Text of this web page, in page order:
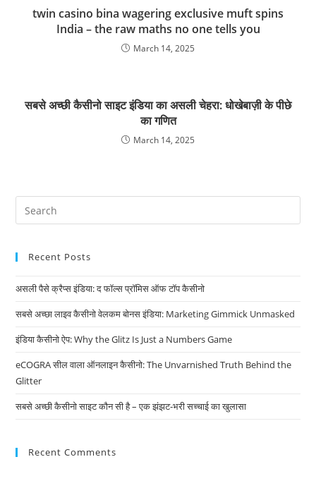
twin casino bina wagering exclusive muft spins
India – the raw maths no one tells you
March 14, 2025
सबसे अच्छी कैसीनो साइट इंडिया का असली चेहरा: धोखेबाज़ी के पीछे
का गणित
March 14, 2025
Recent Posts
असली पैसे क्रैप्स इंडिया: द फॉल्स प्रॉमिस ऑफ टॉप कैसीनो
सबसे अच्छा लाइव कैसीनो वेलकम बोनस इंडिया: Marketing Gimmick Unmasked
इंडिया कैसीनो ऐप: Why the Glitz Is Just a Numbers Game
eCOGRA सील वाला ऑनलाइन कैसीनो: The Unvarnished Truth Behind the
Glitter
सबसे अच्छी कैसीनो साइट कौन सी है – एक झंझट‑भरी सच्चाई का खुलासा
Recent Comments